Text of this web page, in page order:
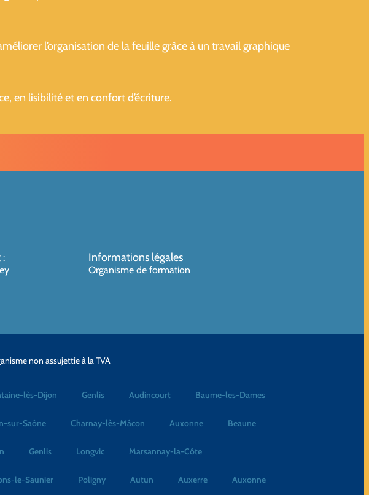
l’organisation de la feuille grâce à un travail graphique
en lisibilité et en confort d’écriture.
:
Informations légales
Organisme de formation
non assujettie à la TVA
lès-Dijon Genlis Audincourt Baume-les-Dames
sur-Saône Charnay-lès-Mâcon Auxonne Beaune
Genlis Longvic Marsannay-la-Côte
le-Saunier Poligny Autun Auxerre Auxonne